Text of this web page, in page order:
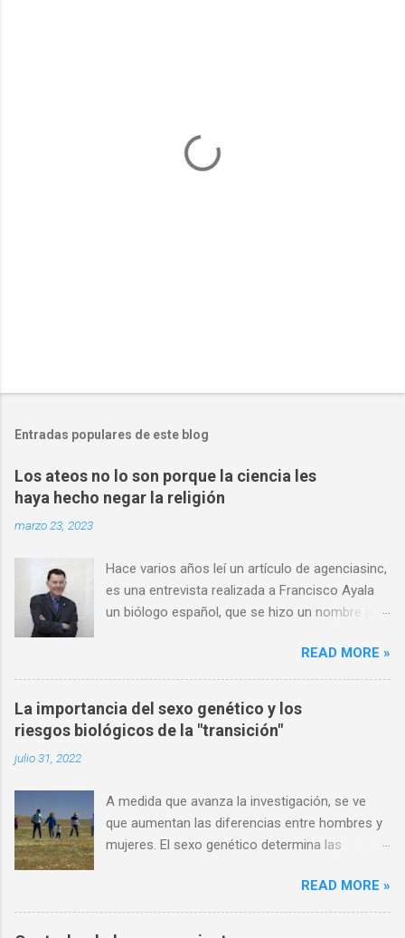
Entradas populares de este blog
Los ateos no lo son porque la ciencia les
haya hecho negar la religión
marzo 23, 2023
Hace varios años leí un artículo de agenciasinc,
es una entrevista realizada a Francisco Ayala
un biólogo español, que se hizo un nombre por
y en consecuencia un ferviente defensor de las
ideas darwinistas. Por otro lado, al mismo
tiempo tenía una fe católica definida, muchas
de sus opiniones son consideraciones que
comparto, sobre todo al momento de hablar
conocimiento científico, dado que la ciencia no
se dedica de oficio a descartar o confirmar
creencias religiosas, el conocimiento científico
conclusiones se puedan interpretar a favor o
en contra de la idea de un Dios. Dado el
READ MORE »
La importancia del sexo genético y los
riesgos biológicos de la "transición"
julio 31, 2022
A medida que avanza la investigación, se ve
que aumentan las diferencias entre hombres y
mujeres. El sexo genético determina las
órganos del cuerpo. por Jerry Bergman, PhD
Resumen A medida que aprendemos más
sobre los detalles de la anatomía y la fisiología
READ MORE »